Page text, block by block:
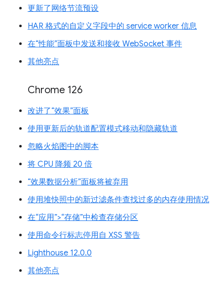
更新了网络节流预设
HAR 格式的自定义字段中的 service worker 信息
在“性能”面板中发送和接收 WebSocket 事件
其他亮点
Chrome 126
改进了“效果”面板
使用更新后的轨道配置模式移动和隐藏轨道
忽略火焰图中的脚本
将 CPU 降频 20 倍
“效果数据分析”面板将被弃用
使用堆快照中的新过滤条件查找过多的内存使用情况
在“应用”>“存储”中检查存储分区
使用命令行标志停用自 XSS 警告
Lighthouse 12.0.0
其他亮点